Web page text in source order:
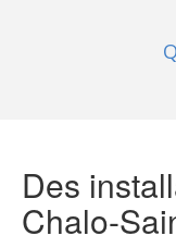
Des
Chalo-